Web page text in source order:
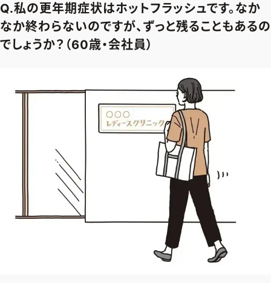
Q.私の更年期症状はホットフラッシュです。なか
なか終わらないのですが、ずっと残ることもあるの
でしょうか？（60歳・会社員）